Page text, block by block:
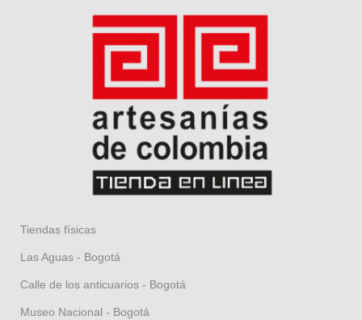
Tiendas físicas
Las Aguas - Bogotá
Calle de los anticuarios - Bogotá
Museo Nacional - Bogotá